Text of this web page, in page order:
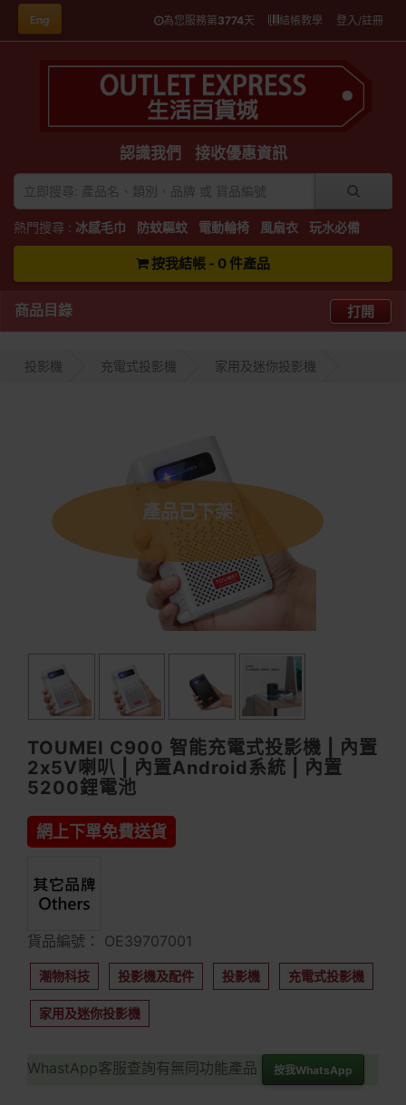
Eng 為您服務第3774天 結帳教學 登入/註冊
認識我們 接收優惠資訊
熱門搜尋 : 冰感毛巾 防蚊驅蚊 電動輪椅 風扇衣 玩水必備
按我結帳 - 0 件產品
商品目錄 打開
投影機 充電式投影機 家用及迷你投影機
產品已下架
TOUMEI C900 智能充電式投影機 | 內置
2x5V喇叭 | 內置Android系統 | 內置
5200鋰電池
網上下單免費送貨
貨品編號： OE39707001
潮物科技 投影機及配件 投影機 充電式投影機
家用及迷你投影機
WhastApp客服查詢有無同功能產品 按我WhatsApp